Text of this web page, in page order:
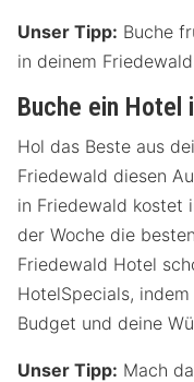
Unser Tipp: Buche
in deinem
Buche ein Hotel
Hol das Beste aus
Friedewald diesen
in Friedewald kostet
der Woche die
Friedewald Hotel
HotelSpecials,
Budget und deine
Unser Tipp: Mach